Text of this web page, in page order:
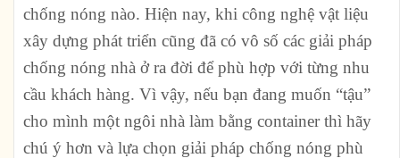
chống nóng nào. Hiện nay, khi công nghệ vật liệu
xây dựng phát triển cũng đã có vô số các giải pháp
chống nóng nhà ở ra đời để phù hợp với từng nhu
cầu khách hàng. Vì vậy, nếu bạn đang muốn “tậu”
cho mình một ngôi nhà làm bằng container thì hãy
chú ý hơn và lựa chọn giải pháp chống nóng phù